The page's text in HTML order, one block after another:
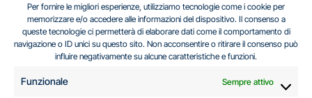
Per fornire le migliori esperienze, utilizziamo tecnologie come i cookie per
memorizzare e/o accedere alle informazioni del dispositivo. Il consenso a
queste tecnologie ci permetterà di elaborare dati come il comportamento di
navigazione o ID unici su questo sito. Non acconsentire o ritirare il consenso può
influire negativamente su alcune caratteristiche e funzioni.
Funzionale Sempre attivo
Centro Analisi e Studi Italus © Tutti i diritti riservati